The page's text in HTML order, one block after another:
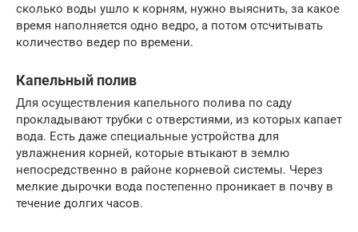
сколько воды ушло к корням, нужно выяснить, за какое
время наполняется одно ведро, а потом отсчитывать
количество ведер по времени.
Капельный полив
Для осуществления капельного полива по саду
прокладывают трубки с отверстиями, из которых капает
вода. Есть даже специальные устройства для
увлажнения корней, которые втыкают в землю
непосредственно в районе корневой системы. Через
мелкие дырочки вода постепенно проникает в почву в
течение долгих часов.